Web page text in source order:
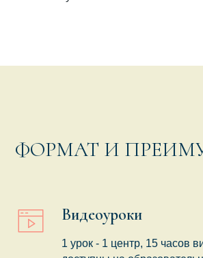
ФОРМАТ И
Видеоуроки
1 урок - 1 центр, 15 часов